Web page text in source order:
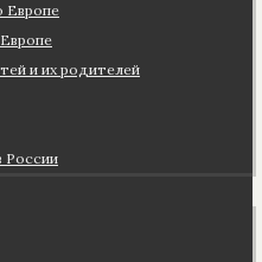
Европе
и их родителей
России